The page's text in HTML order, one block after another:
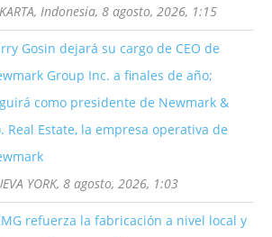
Indonesia, 8 agosto, 2026, 1:15
Gosin dejará su cargo de CEO de
Group Inc. a finales de año;
como presidente de Newmark &
Real Estate, la empresa operativa de
YORK, 8 agosto, 2026, 1:03
refuerza la fabricación a nivel local y